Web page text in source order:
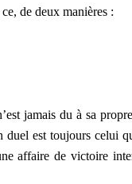
de deux manières :
jamais du à sa
duel est toujours celui
affaire de victoire